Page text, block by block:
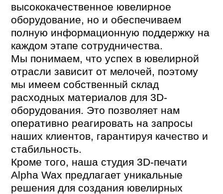
высококачественное ювелирное
оборудование, но и обеспечиваем
полную информационную поддержку на
каждом этапе сотрудничества.
Мы понимаем, что успех в ювелирной
отрасли зависит от мелочей, поэтому
мы имеем собственный склад
расходных материалов для 3D-
оборудования. Это позволяет нам
оперативно реагировать на запросы
наших клиентов, гарантируя качество и
стабильность.
Кроме того, наша студия 3D-печати
Alpha Wax предлагает уникальные
решения для создания ювелирных